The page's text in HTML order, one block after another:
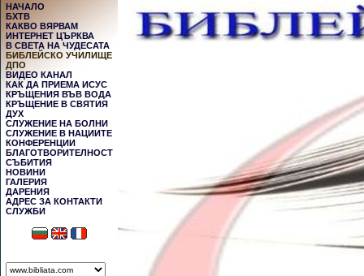
НАЧАЛО
БХТВ
КАКВО ВЯРВАМ
ИНТЕРНЕТ ЦЪРКВА
В СВЕТА НА ЧУДЕСАТА
БИБЛЕЙСКО УЧИЛИЩЕ
ДПО
ВИДЕО КАНАЛ
КАК ДА ПРИЕМА ИСУС
КРЪЩЕНИЯ ВЪВ ВОДА
КРЪЩЕНИЕ В СВЯТИЯ
ДУХ
СЛУЖЕНИЕ НА БОЛНИ
СЛУЖЕНИЕ В НАЦИИТЕ
КОНФЕРЕНЦИИ
БЛАГОТВОРИТЕЛНОСТ
СЪБИТИЯ
НОВИНИ
ГАЛЕРИЯ
ДАРЕНИЯ
АДРЕС ЗА КОНТАКТИ
СЛУЖБИ